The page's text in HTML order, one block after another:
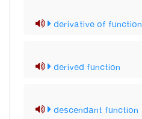
derivative of function
derived function
descendant function